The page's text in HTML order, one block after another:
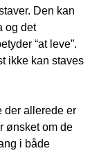
Den kan
og det
“at leve”.
ikke kan staves
der allerede er
ønsket om de
i både